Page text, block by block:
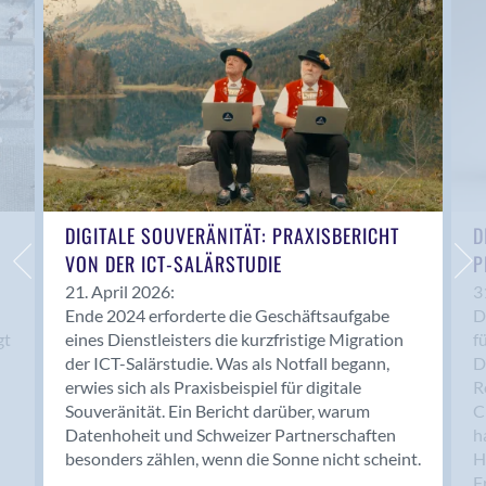
Anwil
Appenzell
Au SG
Baar
Baden
Balsthal
Balzers
Basel
Bassersdorf
Belp
Bendern
Benken (SG)
Bergdietikon
Berlin
Bern
Bern - Liebefeld
DIGITALE SOUVERÄNITÄT: PRAXISBERICHT
VON DER ICT-SALÄRSTUDIE
21. April 2026:
Ende 2024 erforderte die Geschäftsaufgabe
eines Dienstleisters die kurzfristige Migration
der ICT-Salärstudie. Was als Notfall begann,
erwies sich als Praxisbeispiel für digitale
Souveränität. Ein Bericht darüber, warum
Datenhoheit und Schweizer Partnerschaften
besonders zählen, wenn die Sonne nicht scheint.